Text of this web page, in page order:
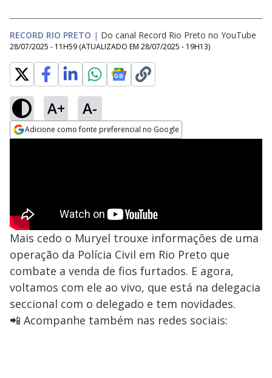
RECORD RIO PRETO | Do canal Record Rio Preto no YouTube
28/07/2025 - 11H59 (ATUALIZADO EM 28/07/2025 - 19H13)
A+ A-
Adicione como fonte preferencial no Google
Mais cedo o Muryel trouxe informações de uma
operação da Polícia Civil em Rio Preto que
combate a venda de fios furtados. E agora,
voltamos com ele ao vivo, que está na delegacia
seccional com o delegado e tem novidades.
📲 Acompanhe também nas redes sociais: